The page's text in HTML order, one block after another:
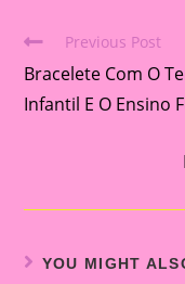
Read
more
articles
Previous Post
Bracelete Com O
Infantil E O Ensino
YOU MIGHT